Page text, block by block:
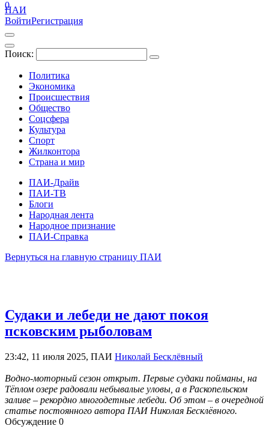
ПАИ
ВойтиРегистрация
Поиск:
Политика
Экономика
Происшествия
Общество
Соцсфера
Культура
Спорт
Жилконтора
Страна и мир
ПАИ-Драйв
ПАИ-ТВ
Блоги
Народная лента
Народное признание
ПАИ-Справка
0
Вернуться на главную страницу ПАИ
Судаки и лебеди не дают покоя
псковским рыболовам
23:42, 11 июля 2025, ПАИ Николай Бесклёвный
Водно-моторный сезон открыт. Первые судаки пойманы, на
Тёплом озере радовали небывалые уловы, а в Раскопельском
заливе – рекордно многодетные лебеди. Об этом – в очередной
статье постоянного автора ПАИ Николая Бесклёвного.
Обсуждение 0